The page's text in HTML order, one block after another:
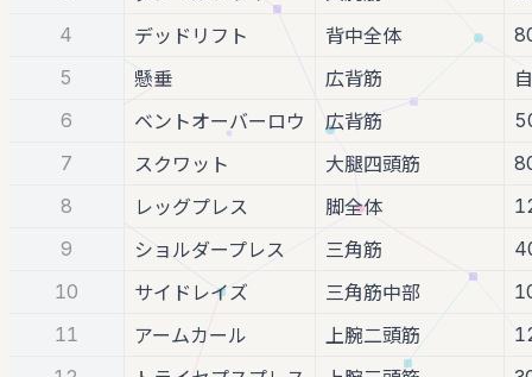
4
デッドリフト 背中全体
5
懸垂 広背筋
6
ベントオーバーロウ 広背筋
7
スクワット 大腿四頭筋
8
レッグプレス 脚全体
9
ショルダープレス 三角筋
10
サイドレイズ 三角筋中部
11
アームカール 上腕二頭筋